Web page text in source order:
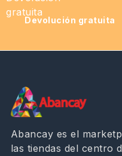
Devolución gratuita
Abancay es el
las tiendas del centro